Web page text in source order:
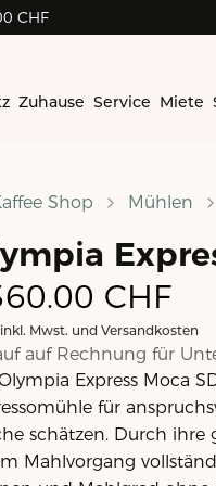
CHF
Zuhause Service Miete
Shop Mühlen
CHF
Mwst. und Versandkosten
auf Rechnung für
Express Moca
für
schätzen. Durch
Mahlvorgang